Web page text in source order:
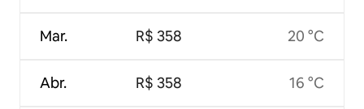
Mar.
Abr.
R$ 358
R$ 358
20 °C
16 °C